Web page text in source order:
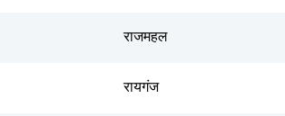
राजमहल
रायगंज